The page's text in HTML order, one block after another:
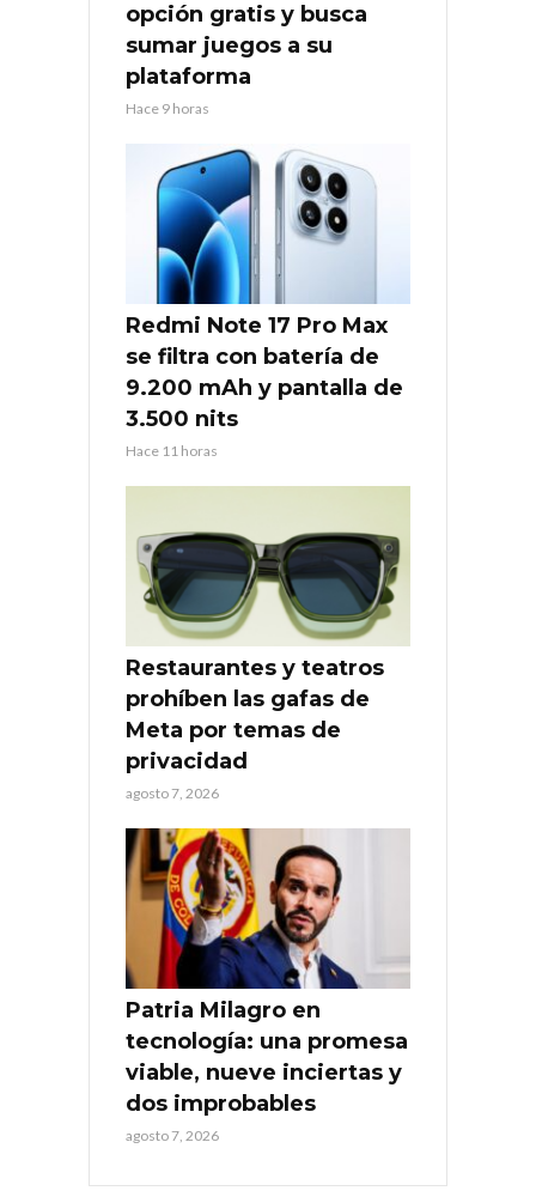
opción gratis y busca
sumar juegos a su
plataforma
Hace 9 horas
Redmi Note 17 Pro Max
se filtra con batería de
9.200 mAh y pantalla de
3.500 nits
Hace 11 horas
Restaurantes y teatros
prohíben las gafas de
Meta por temas de
privacidad
agosto 7, 2026
Patria Milagro en
tecnología: una promesa
viable, nueve inciertas y
dos improbables
agosto 7, 2026